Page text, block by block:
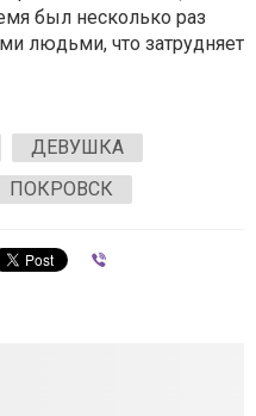
был несколько раз
людьми, что затрудняет
ДЕВУШКА
ПОКРОВСК